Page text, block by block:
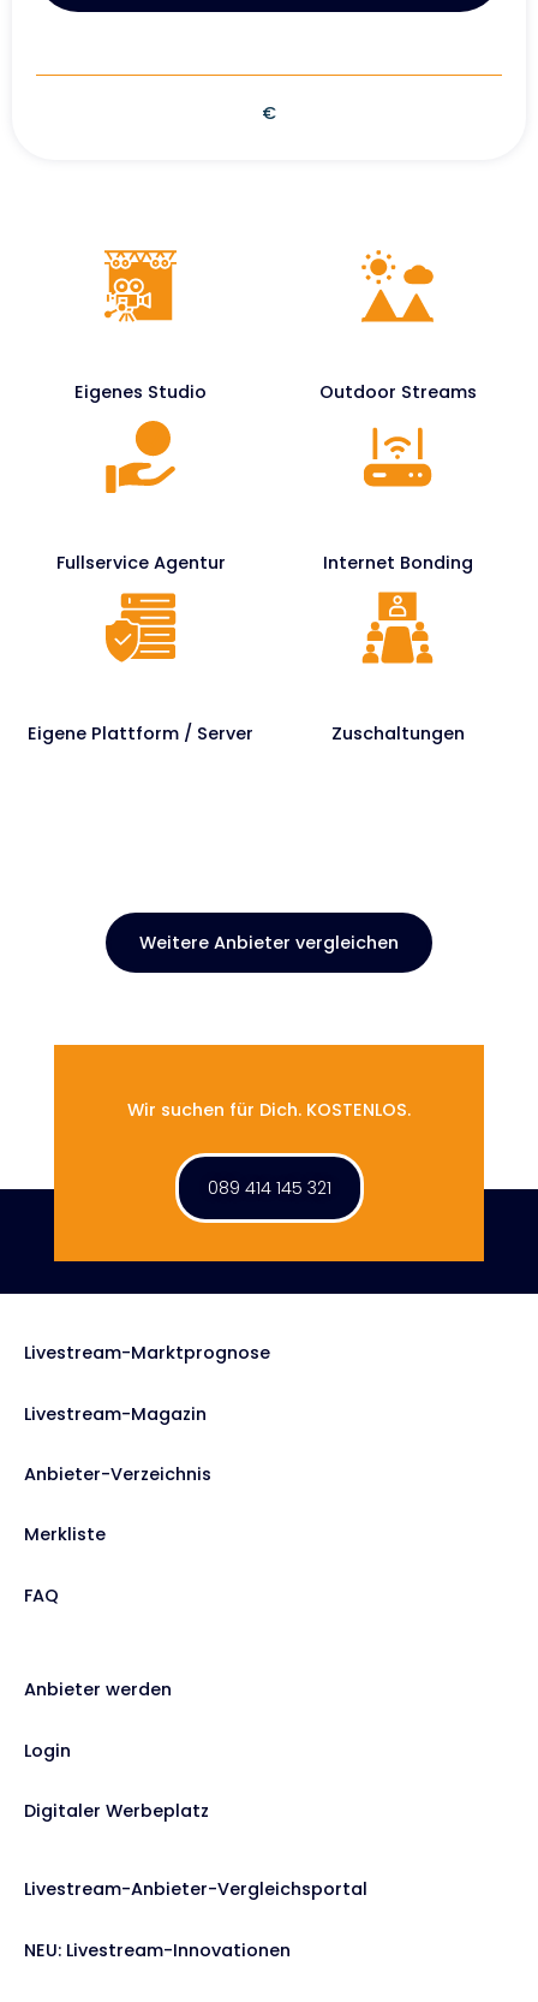
€
Eigenes Studio Outdoor Streams
Fullservice Agentur Internet Bonding
Eigene Plattform / Server Zuschaltungen
Weitere Anbieter vergleichen
Wir suchen für Dich. KOSTENLOS.
089 414 145 321
Livestream-Marktprognose
Livestream-Magazin
Anbieter-Verzeichnis
Merkliste
FAQ
Anbieter werden
Login
Digitaler Werbeplatz
Livestream-Anbieter-Vergleichsportal
NEU: Livestream-Innovationen